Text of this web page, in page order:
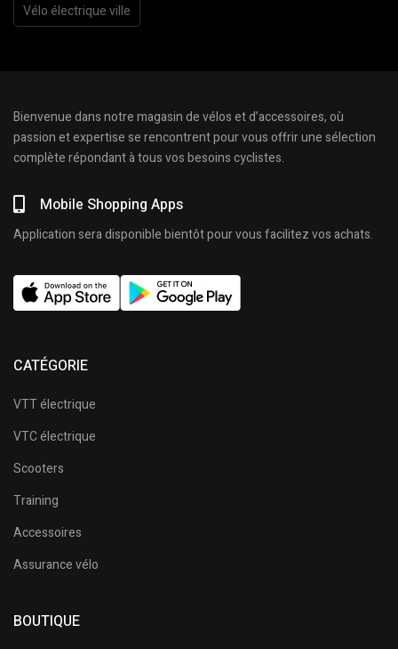
Vélo électrique ville
Bienvenue dans notre magasin de vélos et d’accessoires, où
passion et expertise se rencontrent pour vous offrir une sélection
complète répondant à tous vos besoins cyclistes.
Mobile Shopping Apps
Application sera disponible bientôt pour vous facilitez vos achats.
CATÉGORIE
VTT électrique
VTC électrique
Scooters
Training
Accessoires
Assurance vélo
BOUTIQUE